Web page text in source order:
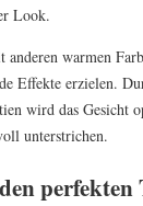
Look.
warmen
Effekte erzielen.
wird das Gesicht
unterstrichen.
perfekten